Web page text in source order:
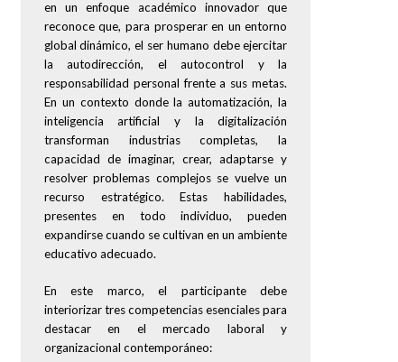
en un enfoque académico innovador que
reconoce que, para prosperar en un entorno
global dinámico, el ser humano debe ejercitar
la autodirección, el autocontrol y la
responsabilidad personal frente a sus metas.
En un contexto donde la automatización, la
inteligencia artificial y la digitalización
transforman industrias completas, la
capacidad de imaginar, crear, adaptarse y
resolver problemas complejos se vuelve un
recurso estratégico. Estas habilidades,
presentes en todo individuo, pueden
expandirse cuando se cultivan en un ambiente
educativo adecuado.
En este marco, el participante debe
interiorizar tres competencias esenciales para
destacar en el mercado laboral y
organizacional contemporáneo: